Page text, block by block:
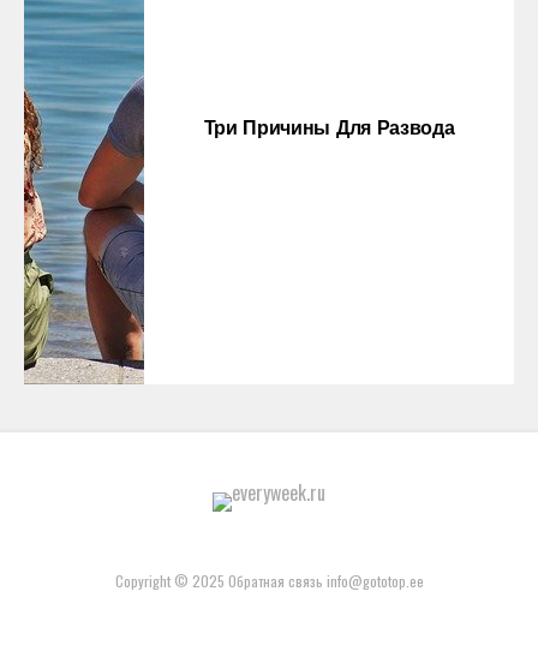
Три Причины Для Развода
Copyright © 2025 Обратная связь info@gototop.ee